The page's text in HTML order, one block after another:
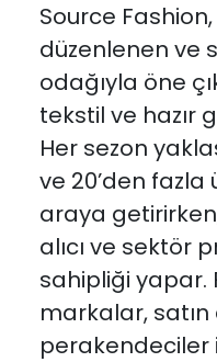
Source
düzenlenen ve
odağıyla öne
tekstil ve hazır
Her sezon
ve 20’den
araya
alıcı ve sektör
sahipliği yapar.
markalar,
perakendeciler